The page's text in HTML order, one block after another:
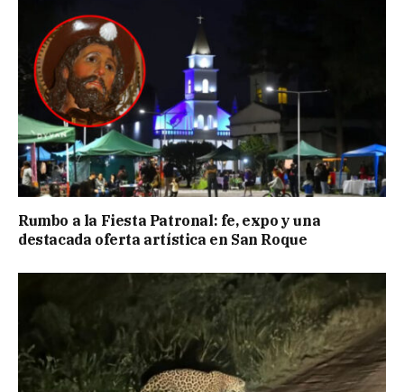
Rumbo a la Fiesta Patronal: fe, expo y una
destacada oferta artística en San Roque